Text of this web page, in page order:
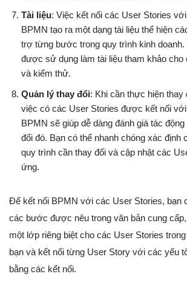
Tài liệu: Việc kết nối các User Stories
BPMN tạo ra một dạng tài liệu thể hiện
trợ từng bước trong quy trình kinh doanh.
được sử dụng làm tài liệu tham khảo cho
và kiểm thử.
Quản lý thay đổi: Khi cần thực hiện thay
việc có các User Stories được kết nối
BPMN sẽ giúp dễ dàng đánh giá tác
đổi đó. Bạn có thể nhanh chóng xác định
quy trình cần thay đổi và cập nhật các
ứng.
Để kết nối BPMN với các User Stories, bạn
các bước được nêu trong văn bản cung
một lớp riêng biệt cho các User Stories
bạn và kết nối từng User Story với các yếu
bằng các kết nối.